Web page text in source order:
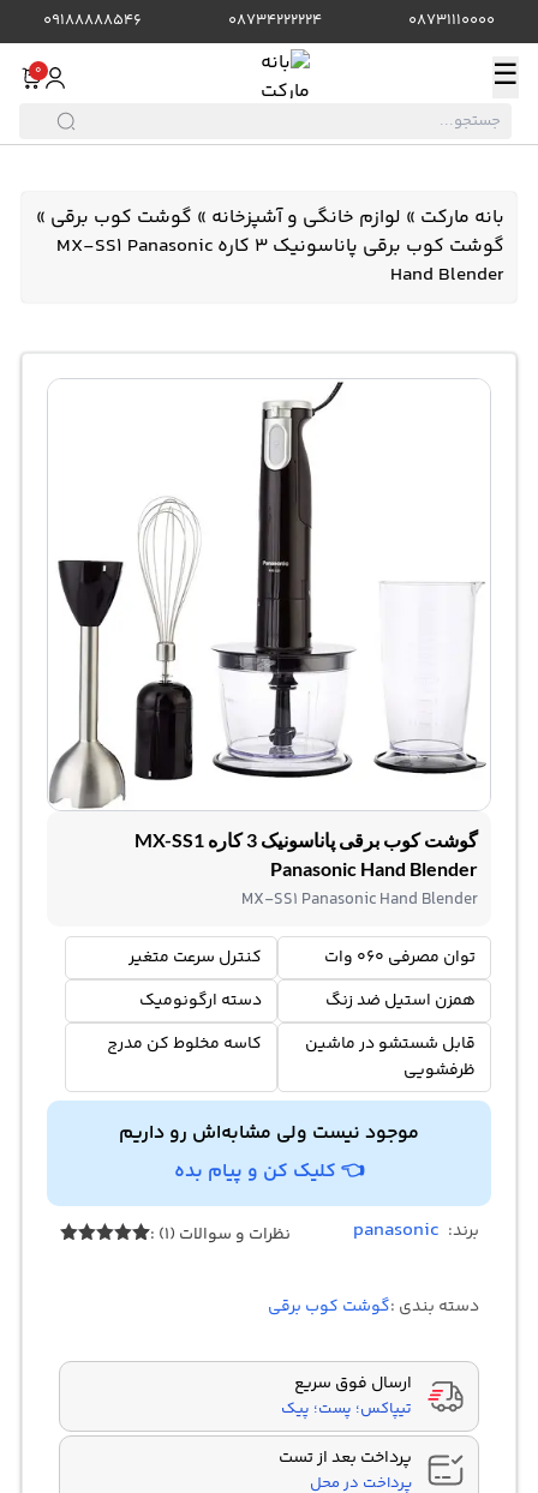
08731110000
08734222224
09188888546
☰
0
بانه مارکت » لوازم خانگی و آشپزخانه » گوشت کوب برقی »
گوشت کوب برقی پاناسونیک 3 کاره MX-SS1 Panasonic
Hand Blender
گوشت کوب برقی پاناسونیک 3 کاره MX-SS1
Panasonic Hand Blender
MX-SS1 Panasonic Hand Blender
توان مصرفی 060 وات
کنترل سرعت متغیر
همزن استیل ضد زنگ
دسته ارگونومیک
قابل شستشو در ماشین
ظرفشویی
کاسه مخلوط کن مدرج
موجود نیست ولی مشابه‌اش رو داریم
👈 کلیک کن و پیام بده
برند: panasonic نظرات و سوالات (1) :
دسته بندی :گوشت کوب برقی
ارسال فوق سریع
تیپاکس؛ پست؛ پیک
پرداخت بعد از تست
پرداخت در محل